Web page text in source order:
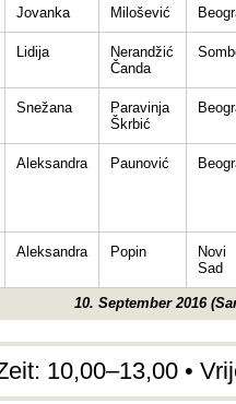
Jovanka Milošević
Lidija
Nerandžić
Čanda
Snežana
Paravinja
Škrbić
Aleksandra Paunović
Aleksandra Popin
Novi
Sad
10. September 2016
10,00–13,00 •